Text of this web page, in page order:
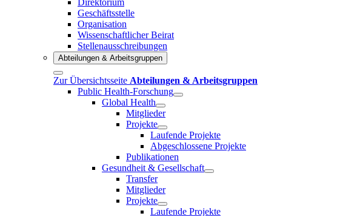
Geschäftsstelle
Organisation
Wissenschaftlicher Beirat
Stellenausschreibungen
Abteilungen & Arbeitsgruppen
Zur Übersichtsseite Abteilungen & Arbeitsgruppen
Public Health-Forschung
Global Health
Mitglieder
Projekte
Laufende Projekte
Abgeschlossene Projekte
Publikationen
Gesundheit & Gesellschaft
Transfer
Mitglieder
Projekte
Laufende Projekte